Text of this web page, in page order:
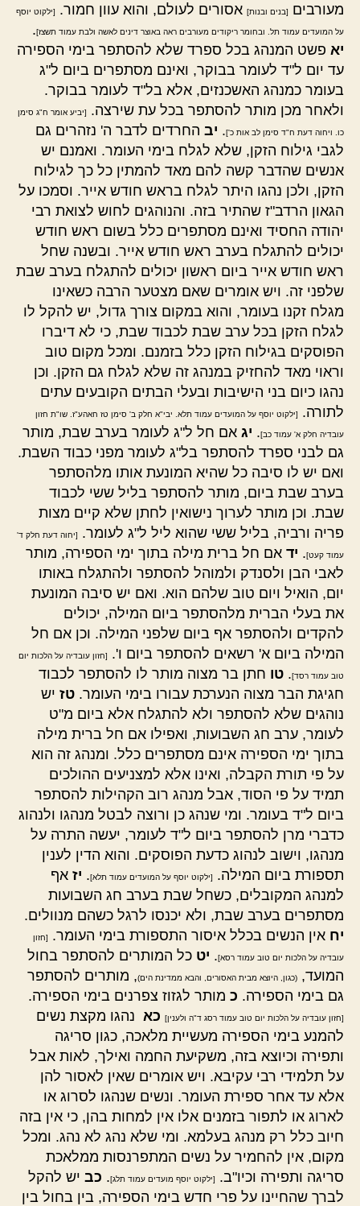
מעורבים [בנים ובנות] אסורים לעולם, והוא עוון חמור. [ילקוט יוסף
על המועדים עמוד תל. ובחומר ריקודים מעורבים ראה באוצר דינים לאשה ולבת עמוד תשצז].
יא פשט המנהג בכל ספרד שלא להסתפר בימי הספירה
עד יום ל"ד לעומר בבוקר, ואינם מסתפרים ביום ל"ג
בעומר כמנהג האשכנזים, אלא בל"ד לעומר בבוקר.
ולאחר מכן מותר להסתפר בכל עת שירצה.
[יביע אומר ח"ג סימן
כו. ויחוה דעת ח"ד סימן לב אות כ']. יב החרדים לדבר ה' נזהרים גם
לגבי גילוח הזקן, שלא לגלח בימי העומר. ואמנם יש
אנשים שהדבר קשה להם מאד להמתין כל כך לגילוח
הזקן, ולכן נהגו היתר לגלח בראש חודש אייר. וסמכו על
הגאון הרדב"ז שהתיר בזה. והנוהגים לחוש לצואת רבי
יהודה החסיד ואינם מסתפרים כלל בשום ראש חודש
יכולים להתגלח בערב ראש חודש אייר. ובשנה שחל
ראש חודש אייר ביום ראשון יכולים להתגלח בערב שבת
שלפני זה. ויש אומרים שאם מצטער הרבה כשאינו
מגלח זקנו בעומר, והוא במקום צורך גדול, יש להקל לו
לגלח הזקן בכל ערב שבת לכבוד שבת, כי לא דיברו
הפוסקים בגילוח הזקן כלל בזמנם. ומכל מקום טוב
וראוי מאד להחזיק במנהג זה שלא לגלח גם הזקן. וכן
נהגו כיום בני הישיבות ובעלי הבתים הקובעים עתים
לתורה.
[ילקוט יוסף על המועדים עמוד תלא. יבי"א חלק ב' סימן טז חאהע"ז. שו"ת חזון
עובדיה חלק א' עמוד כב]. יג אם חל ל"ג לעומר בערב שבת, מותר
גם לבני ספרד להסתפר בל"ג לעומר מפני כבוד השבת.
ואם יש לו סיבה כל שהיא המונעת אותו מלהסתפר
בערב שבת ביום, מותר להסתפר בליל ששי לכבוד
שבת. וכן מותר לערוך נישואין לחתן שלא קיים מצות
פריה ורביה, בליל ששי שהוא ליל ל"ג לעומר.
[יחוה דעת חלק ד'
עמוד קעט]. יד אם חל ברית מילה בתוך ימי הספירה, מותר
לאבי הבן ולסנדק ולמוהל להסתפר ולהתגלח באותו
יום, הואיל ויום טוב שלהם הוא. ואם יש סיבה המונעת
את בעלי הברית מלהסתפר ביום המילה, יכולים
להקדים ולהסתפר אף ביום שלפני המילה. וכן אם חל
המילה ביום א' רשאים להסתפר ביום ו'.
[חזון עובדיה על הלכות יום
טוב עמוד רסד]. טו חתן בר מצוה מותר לו להסתפר לכבוד
חגיגת הבר מצוה הנערכת עבורו בימי העומר. טז יש
נוהגים שלא להסתפר ולא להתגלח אלא ביום מ"ט
לעומר, ערב חג השבועות, ואפילו אם חל ברית מילה
בתוך ימי הספירה אינם מסתפרים כלל. ומנהג זה הוא
על פי תורת הקבלה, ואינו אלא למצניעים ההולכים
תמיד על פי הסוד, אבל מנהג רוב הקהילות להסתפר
ביום ל"ד בעומר. ומי שנהג כן ורוצה לבטל מנהגו ולנהוג
כדברי מרן להסתפר ביום ל"ד לעומר, יעשה התרה על
מנהגו, וישוב לנהוג כדעת הפוסקים. והוא הדין לענין
תספורת ביום המילה.
[ילקוט יוסף על המועדים עמוד תלא]. יז אף
למנהג המקובלים, כשחל שבת בערב חג השבועות
מסתפרים בערב שבת, ולא יכנסו לרגל כשהם מנוולים.
יח אין הנשים בכלל איסור התספורת בימי העומר. [חזון
עובדיה על הלכות יום טוב עמוד רסא]. יט כל המותרים להסתפר בחול
המועד, (כגון, היוצא מבית האסורים, והבא ממדינת הים), מותרים להסתפר
גם בימי הספירה. כ מותר לגזוז צפרנים בימי הספירה.
[חזון עובדיה על הלכות יום טוב עמוד רסג ד"ה ולענין] כא נהגו מקצת נשים
להמנע בימי הספירה מעשיית מלאכה, כגון סריגה
ותפירה וכיוצא בזה, משקיעת החמה ואילך, לאות אבל
על תלמידי רבי עקיבא. ויש אומרים שאין לאסור להן
אלא עד אחר ספירת העומר. ונשים שנהגו לסרוג או
לארוג או לתפור בזמנים אלו אין למחות בהן, כי אין בזה
חיוב כלל רק מנהג בעלמא. ומי שלא נהג לא נהג. ומכל
מקום, אין להחמיר על נשים המתפרנסות ממלאכת
סריגה ותפירה וכיו"ב.
[ילקוט יוסף מועדים עמוד תלג]. כב יש להקל
לברך שהחיינו על פרי חדש בימי הספירה, בין בחול בין